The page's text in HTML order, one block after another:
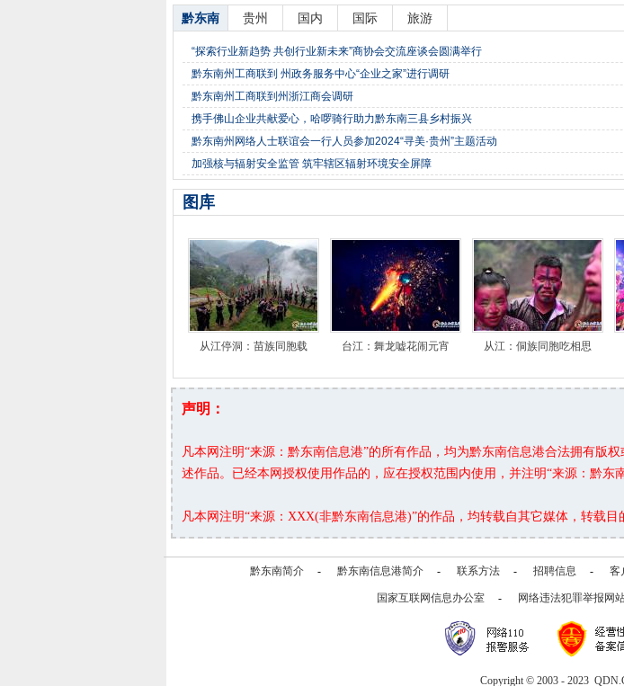
黔东南 贵州 国内 国际 旅游
“探索行业新趋势 共创行业新未来”商协会交流座谈会圆满举行
黔东南州工商联到 州政务服务中心“企业之家”进行调研
黔东南州工商联到州浙江商会调研
携手佛山企业共献爱心，哈啰骑行助力黔东南三县乡村振兴
黔东南州网络人士联谊会一行人员参加2024“寻美·贵州”主题活动
加强核与辐射安全监管 筑牢辖区辐射环境安全屏障
图库
从江停洞：苗族同胞载 台江：舞龙嘘花闹元宵 从江：侗族同胞吃相思
声明：
凡本网注明“来源：黔东南信息港”的所有作品，均为黔东南信息港合法拥有版
述作品。已经本网授权使用作品的，应在授权范围内使用，并注明“来源：黔东
凡本网注明“来源：XXX(非黔东南信息港)”的作品，均转载自其它媒体，转载
黔东南简介 - 黔东南信息港简介 - 联系方法 - 招聘信息 - 客
国家互联网信息办公室 - 网络违法犯罪举报网
Copyright © 2003 - 2023